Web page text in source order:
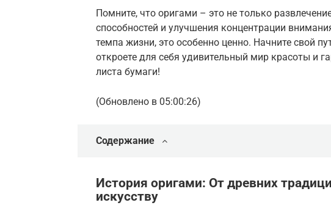
Помните, что оригами – это не только
способностей и улучшения концентрации
темпа жизни, это особенно ценно. Начните свой
откроете для себя удивительный мир красоты и
листа бумаги!
(Обновлено в 05:00:26)
Содержание
История оригами: От древних
искусству